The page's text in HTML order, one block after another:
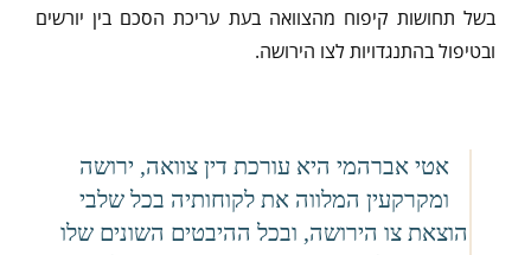
בשל תחושות קיפוח מהצוואה בעת עריכת הסכם בין יורשים
ובטיפול בהתנגדויות לצו הירושה.
אטי אברהמי היא עורכת דין צוואה, ירושה
ומקרקעין המלווה את לקוחותיה בכל שלבי
הוצאת צו הירושה, ובכל ההיבטים השונים שלו